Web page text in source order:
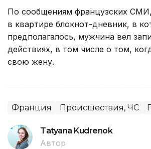
По сообщениям французских
в квартире блокнот-дневник, в
предполагалось, мужчина вел
действиях, в том числе о том,
свою жену.
Франция Происшествия, ЧС
Tatyana Kudrenok
Автор